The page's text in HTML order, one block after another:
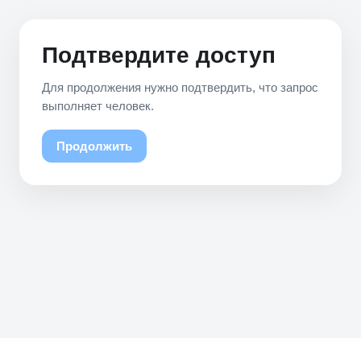
Подтвердите доступ
Для продолжения нужно подтвердить, что запрос
выполняет человек.
Продолжить